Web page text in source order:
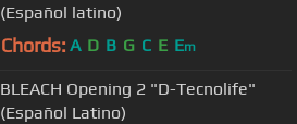
(Español latino)
Chords: A D B G C E Em
BLEACH Opening 2 "D-Tecnolife"
(Español Latino)